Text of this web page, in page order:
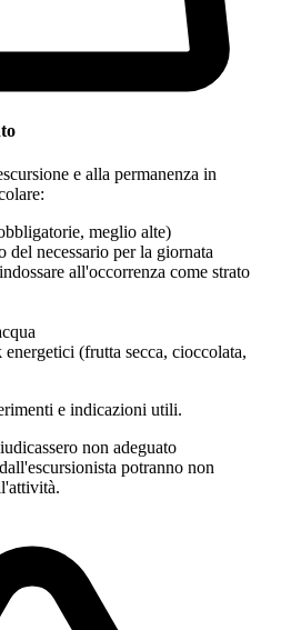
e alla permanenza in
meglio alte)
del necessario per la giornata
all'occorrenza come strato
energetici (frutta secca, cioccolata,
e indicazioni utili.
non adeguato
potranno non